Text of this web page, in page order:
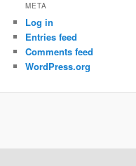
META
Log in
Entries feed
Comments feed
WordPress.org